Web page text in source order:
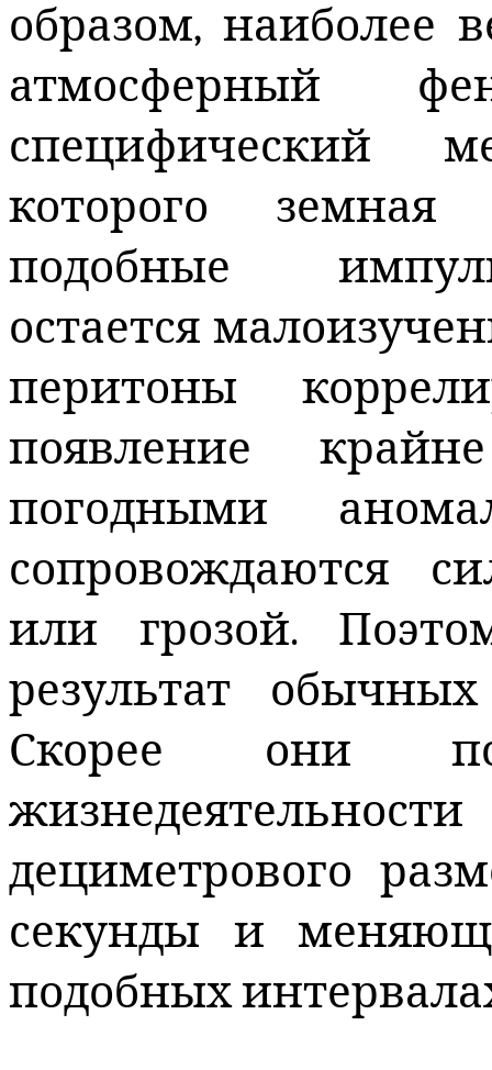
образом, наиболее
атмосферный
специфический
которого земная
подобные
остается
перитоны
появление
погодными
сопровождаются
или грозой.
результат
Скорее они
дециметрового
секунды и
подобных